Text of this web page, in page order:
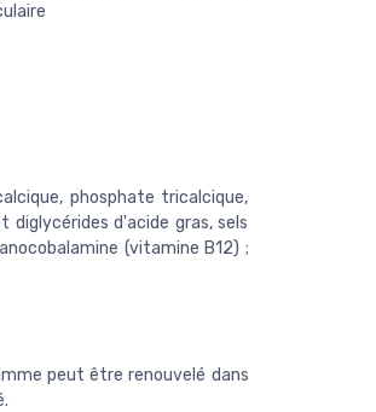
phosphate tricalcique,
d'acide gras, sels
(vitamine B12) ;
peut être renouvelé dans